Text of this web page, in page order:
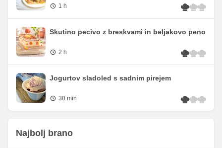
1 h
Skutino pecivo z breskvami in beljakovo peno
2 h
Jogurtov sladoled s sadnim pirejem
30 min
Najbolj brano